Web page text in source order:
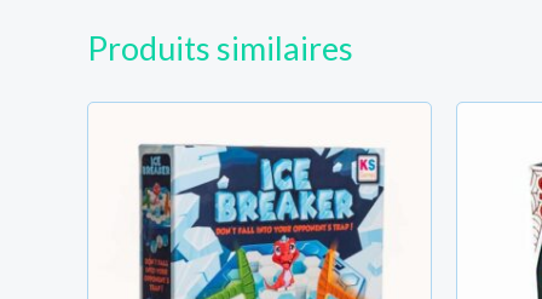
Produits similaires